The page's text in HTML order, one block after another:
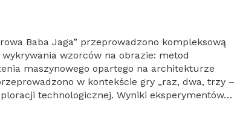
Baba Jaga” przeprowadzono kompleksową
wzorców na obrazie: metod
maszynowego opartego na architekturze
w kontekście gry „raz, dwa, trzy –
technologicznej. Wyniki eksperymentów…